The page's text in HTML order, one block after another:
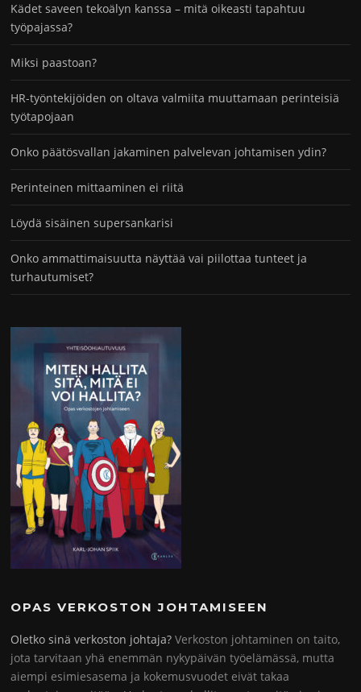
Kädet saveen tekoälyn kanssa – mitä oikeasti tapahtuu
työpajassa?
Miksi paastoan?
HR-työntekijöiden on oltava valmiita muuttamaan perinteisiä
työtapojaan
Onko päätösvallan jakaminen palvelevan johtamisen ydin?
Perinteinen mittaaminen ei riitä
Löydä sisäinen supersankarisi
Onko ammattimaisuutta näyttää vai piilottaa tunteet ja
turhautumiset?
OPAS VERKOSTON JOHTAMISEEN
Oletko sinä verkoston johtaja? Verkoston johtaminen on taito,
jota tarvitaan yhä enemmän nykypäivän työelämässä, mutta
aiempi esimiesasema ja kokemusvuodet eivät takaa